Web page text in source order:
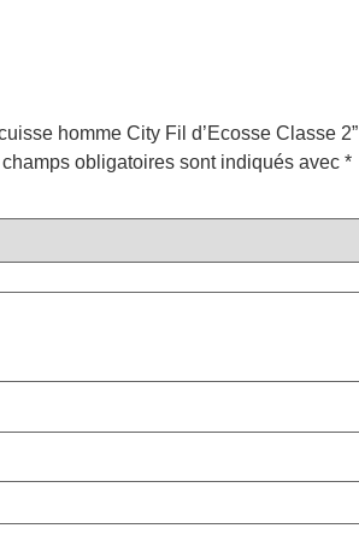
homme City Fil d’Ecosse Classe 2”
obligatoires sont indiqués avec *